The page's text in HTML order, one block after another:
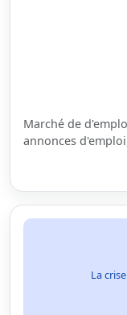
Marché de
annonces
La